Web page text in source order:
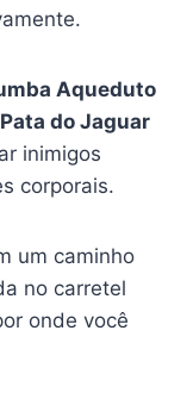
Aqueduto
Pata do Jaguar
inimigos
corporais.
um caminho
no carretel
onde você